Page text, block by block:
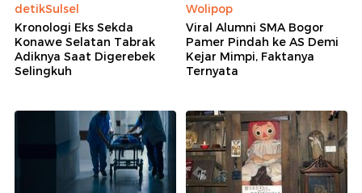
detikSulsel
Kronologi Eks Sekda
Konawe Selatan Tabrak
Adiknya Saat Digerebek
Selingkuh
Wolipop
Viral Alumni SMA Bogor
Pamer Pindah ke AS Demi
Kejar Mimpi, Faktanya
Ternyata